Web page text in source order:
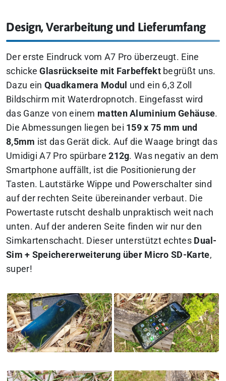
Design, Verarbeitung und Lieferumfang
Der erste Eindruck vom A7 Pro überzeugt. Eine
schickeGlasrückseite mit Farbeffektbegrüßt uns.
Dazu ein Quadkamera Modul und ein 6,3 Zoll
Bildschirm mit Waterdropnotch. Eingefasst wird
das Ganze von einem matten Aluminium Gehäuse.
Die Abmessungen liegen bei 159 x 75 mm und
8,5mm ist das Gerät dick. Auf die Waage bringt das
Umidigi A7 Pro spürbare212g. Was negativ an dem
Smartphone auffällt, ist die Positionierung der
Tasten. Lautstärke Wippe und Powerschalter sind
auf der rechten Seite übereinander verbaut. Die
Powertaste rutscht deshalb unpraktisch weit nach
unten. Auf der anderen Seite finden wir nur den
Simkartenschacht. Dieser unterstützt echtes Dual-
Sim + Speichererweiterung über Micro SD-Karte,
super!